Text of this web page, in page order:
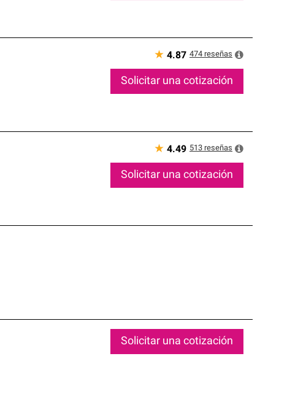
★ 4.87 474 reseñas
Solicitar una cotización
★ 4.49 513 reseñas
Solicitar una cotización
Solicitar una cotización